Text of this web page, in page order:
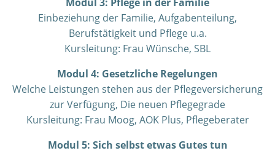
Einbeziehung der Familie, Aufgabenteilung,
Berufstätigkeit und Pflege u.a.
Kursleitung: Frau Wünsche, SBL
Modul 4: Gesetzliche Regelungen
Welche Leistungen stehen aus der Pflegeversicherung
zur Verfügung, Die neuen Pflegegrade
Kursleitung: Frau Moog, AOK Plus, Pflegeberater
Modul 5: Sich selbst etwas Gutes tun